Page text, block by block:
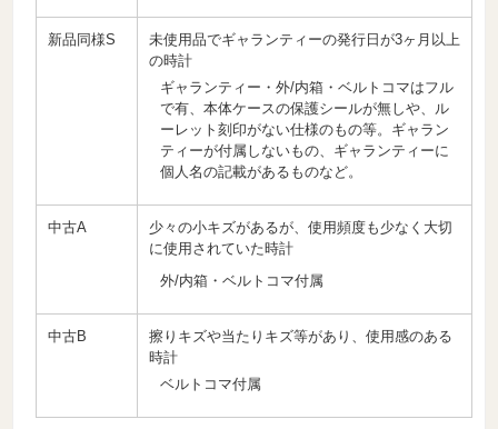
新品同様S
未使用品でギャランティーの発行日が3ヶ月以上
の時計
ギャランティー・外/内箱・ベルトコマはフル
で有、本体ケースの保護シールが無しや、ル
ーレット刻印がない仕様のもの等。ギャラン
ティーが付属しないもの、ギャランティーに
個人名の記載があるものなど。
中古A
少々の小キズがあるが、使用頻度も少なく大切
に使用されていた時計
外/内箱・ベルトコマ付属
中古B
擦りキズや当たりキズ等があり、使用感のある
時計
ベルトコマ付属